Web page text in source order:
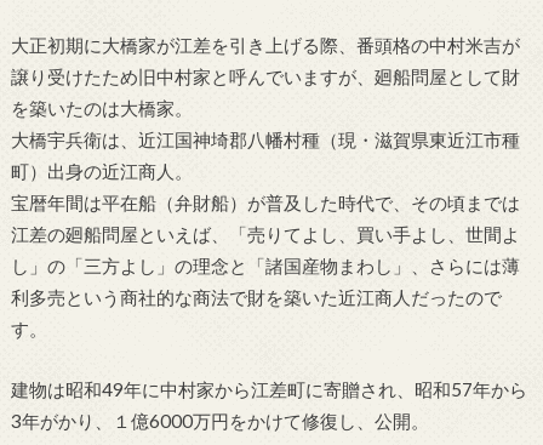
大正初期に大橋家が江差を引き上げる際、番頭格の中村米吉が
譲り受けたため旧中村家と呼んでいますが、廻船問屋として財
を築いたのは大橋家。
大橋宇兵衛は、近江国神埼郡八幡村種（現・滋賀県東近江市種
町）出身の近江商人。
宝暦年間は平在船（弁財船）が普及した時代で、その頃までは
江差の廻船問屋といえば、「売りてよし、買い手よし、世間よ
し」の「三方よし」の理念と「諸国産物まわし」、さらには薄
利多売という商社的な商法で財を築いた近江商人だったので
す。
建物は昭和49年に中村家から江差町に寄贈され、昭和57年から
3年がかり、１億6000万円をかけて修復し、公開。